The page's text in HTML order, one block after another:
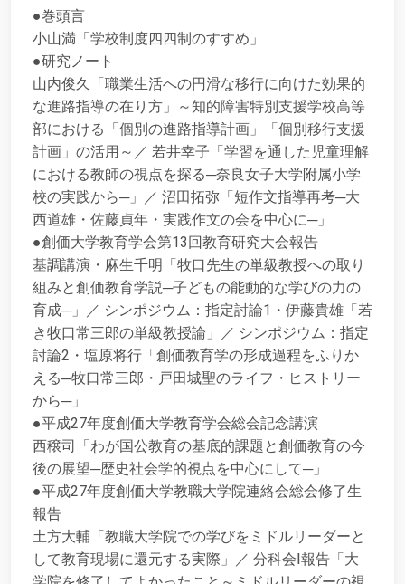
●巻頭言
小山満「学校制度四四制のすすめ」
●研究ノート
山内俊久「職業生活への円滑な移行に向けた効果的
な進路指導の在り方」～知的障害特別支援学校高等
部における「個別の進路指導計画」「個別移行支援
計画」の活用～／ 若井幸子「学習を通した児童理解
における教師の視点を探る─奈良女子大学附属小学
校の実践から─」／ 沼田拓弥「短作文指導再考─大
西道雄・佐藤貞年・実践作文の会を中心に─」
●創価大学教育学会第13回教育研究大会報告
基調講演・麻生千明「牧口先生の単級教授への取り
組みと創価教育学説─子どもの能動的な学びの力の
育成─」／ シンポジウム：指定討論1・伊藤貴雄「若
き牧口常三郎の単級教授論」／ シンポジウム：指定
討論2・塩原将行「創価教育学の形成過程をふりか
える─牧口常三郎・戸田城聖のライフ・ヒストリー
から─」
●平成27年度創価大学教育学会総会記念講演
西穣司「わが国公教育の基底的課題と創価教育の今
後の展望─歴史社会学的視点を中心にして─」
●平成27年度創価大学教職大学院連絡会総会修了生
報告
土方大輔「教職大学院での学びをミドルリーダーと
して教育現場に還元する実際」／ 分科会Ⅰ報告「大